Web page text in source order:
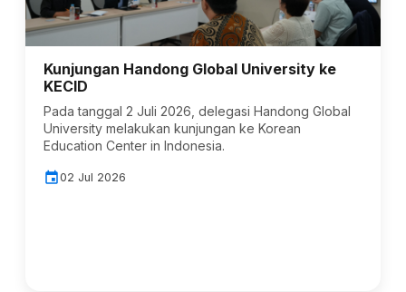
Kunjungan Handong Global University ke
KECID
Pada tanggal 2 Juli 2026, delegasi Handong Global
University melakukan kunjungan ke Korean
Education Center in Indonesia.
event02 Jul 2026